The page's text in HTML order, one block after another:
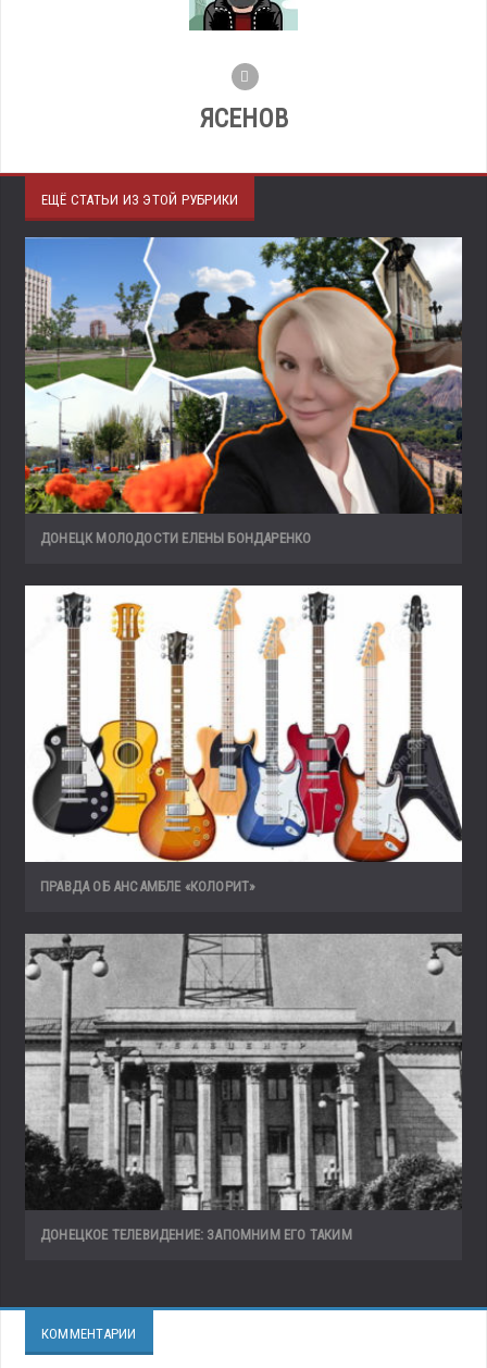
ЯСЕНОВ
ЕЩЁ СТАТЬИ ИЗ ЭТОЙ РУБРИКИ
ДОНЕЦК МОЛОДОСТИ ЕЛЕНЫ БОНДАРЕНКО
ПРАВДА ОБ АНСАМБЛЕ «КОЛОРИТ»
ДОНЕЦКОЕ ТЕЛЕВИДЕНИЕ: ЗАПОМНИМ ЕГО ТАКИМ
КОММЕНТАРИИ